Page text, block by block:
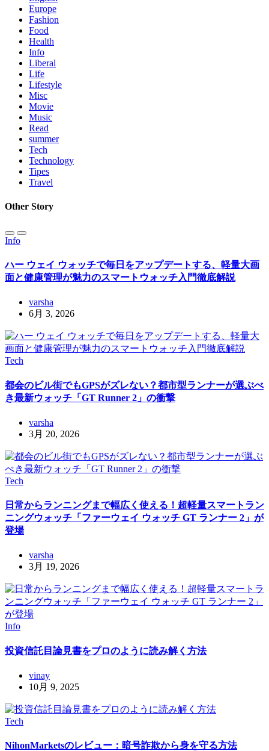
Europe
Fashion
Food
Health
Info
Liberal
Life
Lifestyle
Misc
Movie
Music
Read
summer
Tech
Technology
Tipes
Travel
Other Story
Info
ハー ウェイ ウォッチで毎日をアップデートする、軽量大画
面と健康管理が魅力のスマートウォッチ入門徹底解説
varsha
6月 3, 2026
Tech
都会のビル街でもGPSがズレない？都市型ランナーが選ぶべ
き最新ウォッチ「GT Runner 2」の衝撃
varsha
3月 20, 2026
Tech
日常からランニングまで幅広く使える！超軽量スマートラン
ニングウォッチ「ファーウェイ ウォッチ GT ランナー 2」が
登場
varsha
3月 19, 2026
Info
投資信託目論見書をプロのように読み解く方法
vinay
10月 9, 2025
Tech
NihonMarketsのレビュー：暗号詐欺から身を守る方法